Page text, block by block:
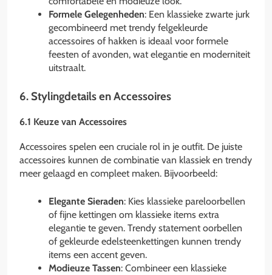
Formele Gelegenheden: Een klassieke zwarte jurk
gecombineerd met trendy felgekleurde
accessoires of hakken is ideaal voor formele
feesten of avonden, wat elegantie en moderniteit
uitstraalt.
6. Stylingdetails en Accessoires
6.1 Keuze van Accessoires
Accessoires spelen een cruciale rol in je outfit. De juiste
accessoires kunnen de combinatie van klassiek en trendy
meer gelaagd en compleet maken. Bijvoorbeeld:
Elegante Sieraden: Kies klassieke pareloorbellen
of fijne kettingen om klassieke items extra
elegantie te geven. Trendy statement oorbellen
of gekleurde edelsteenkettingen kunnen trendy
items een accent geven.
Modieuze Tassen: Combineer een klassieke